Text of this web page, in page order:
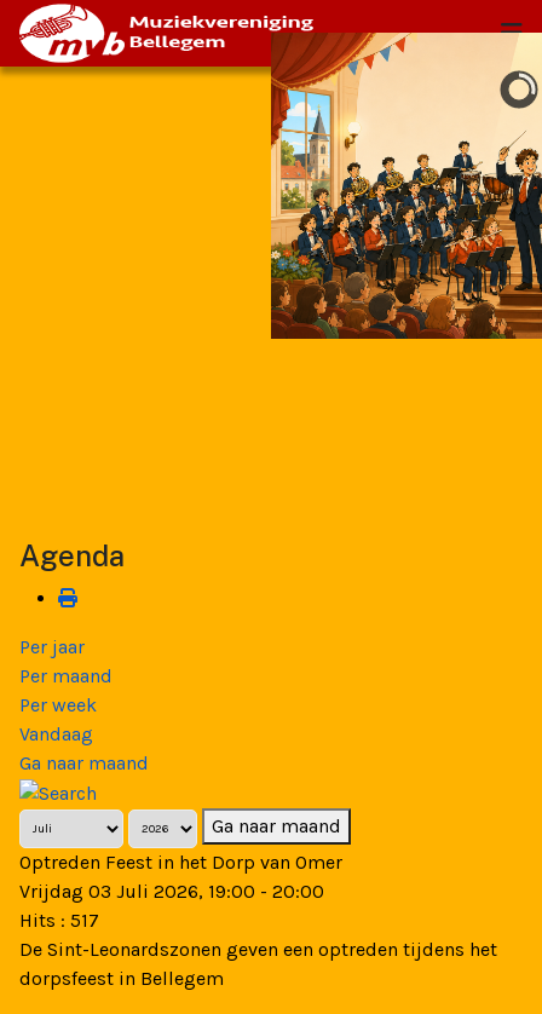
Agenda
Per jaar
Per maand
Per week
Vandaag
Ga naar maand
Ga naar maand
Optreden Feest in het Dorp van Omer
Vrijdag 03 Juli 2026, 19:00 - 20:00
Hits : 517
De Sint-Leonardszonen geven een optreden tijdens het
dorpsfeest in Bellegem